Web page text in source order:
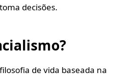
decisões.
de vida baseada na